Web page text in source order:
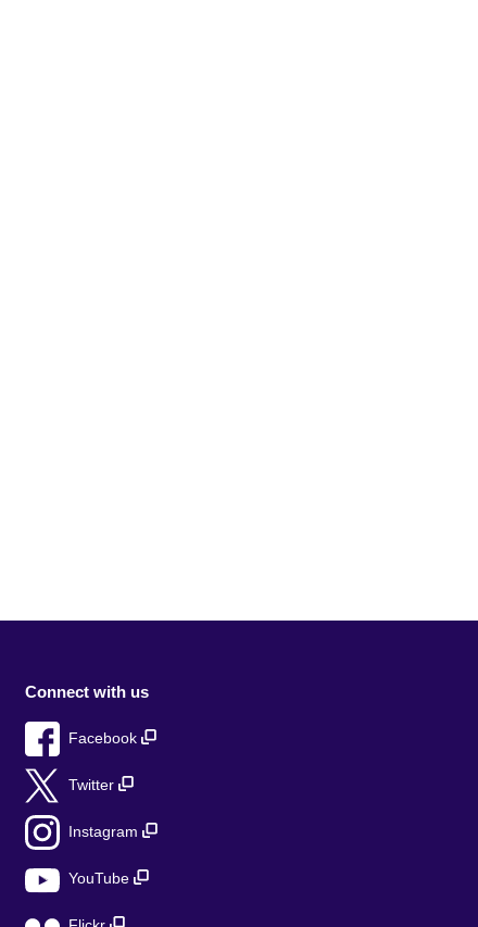
Connect with us
Facebook
Twitter
Instagram
YouTube